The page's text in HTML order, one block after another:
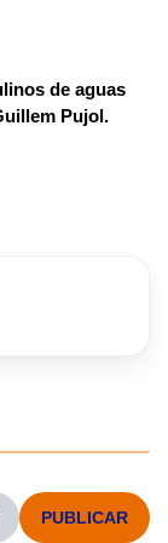
de aguas
Pujol.